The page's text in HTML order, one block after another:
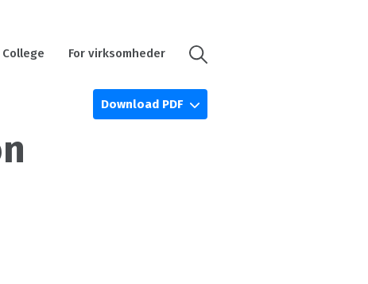
College For virksomheder
Download PDF